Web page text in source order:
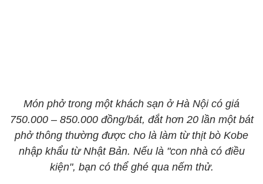
Món phở trong một khách sạn ở Hà Nội có giá
750.000 – 850.000 đồng/bát, đắt hơn 20 lần một bát
phở thông thường được cho là làm từ thịt bò Kobe
nhập khẩu từ Nhật Bản. Nếu là "con nhà có điều
kiện", bạn có thể ghé qua nếm thử.